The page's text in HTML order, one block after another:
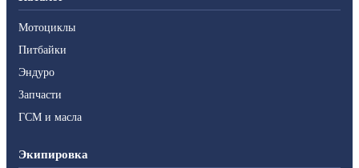
Мотоциклы
Питбайки
Эндуро
Запчасти
ГСМ и масла
Экипировка